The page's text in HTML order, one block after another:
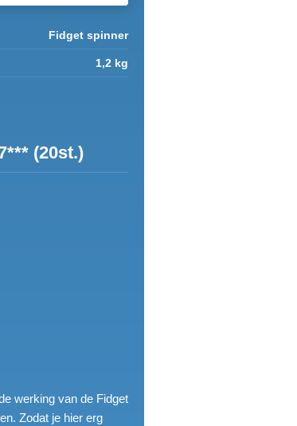
Fidget spinner
1,2 kg
(20st.)
werking van de Fidget
Zodat je hier erg